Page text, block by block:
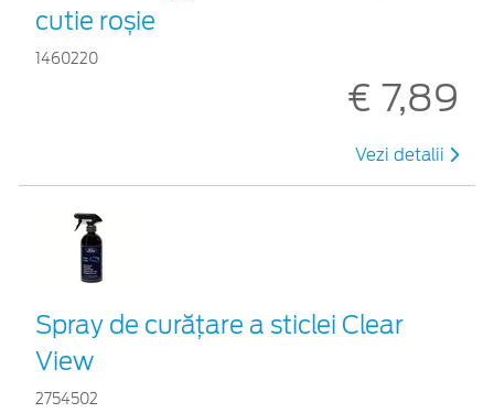
cutie roșie
1460220
€ 7,89
Vezi detalii
Spray de curățare a sticlei Clear
View
2754502